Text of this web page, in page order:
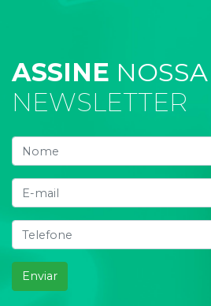
ASSINE NOSSA
NEWSLETTER
Enviar